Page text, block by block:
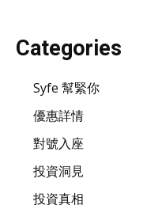
Categories
Syfe 幫緊你
優惠詳情
對號入座
投資洞見
投資真相